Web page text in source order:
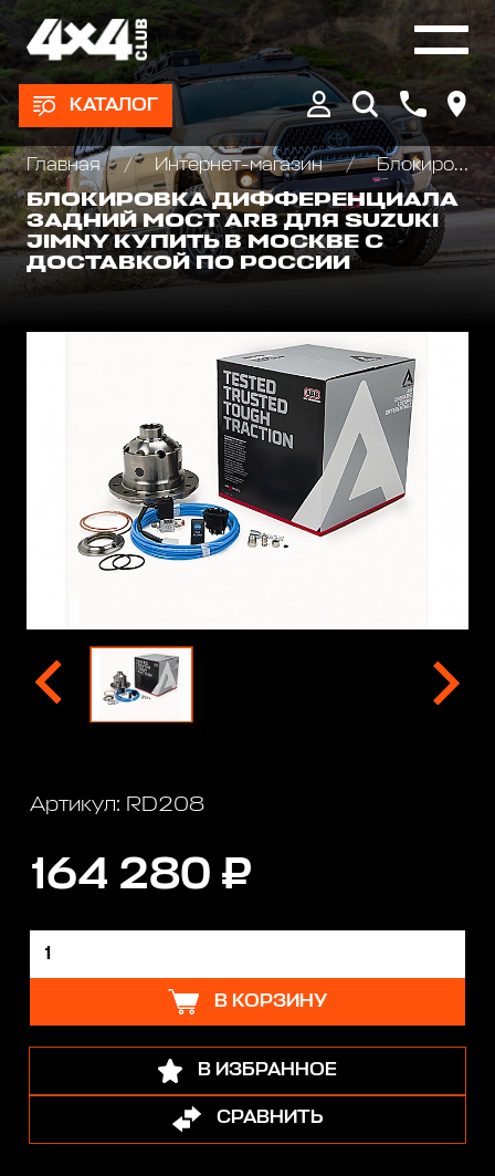
КАТАЛОГ
Главная Интернет-магазин
Блокировки дифференциала, Хабы колесные
БЛОКИРОВКА ДИФФЕРЕНЦИАЛА
ЗАДНИЙ МОСТ ARB ДЛЯ SUZUKI
JIMNY КУПИТЬ В МОСКВЕ С
ДОСТАВКОЙ ПО РОССИИ
Артикул: RD208
164 280 ₽
В КОРЗИНУ
В ИЗБРАННОЕ
СРАВНИТЬ